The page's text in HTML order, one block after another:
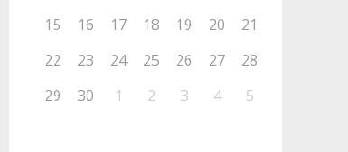
15
16 17 18 19 20
21
22
23 24 25 26 27
28
29
30 1 2 3 4 5